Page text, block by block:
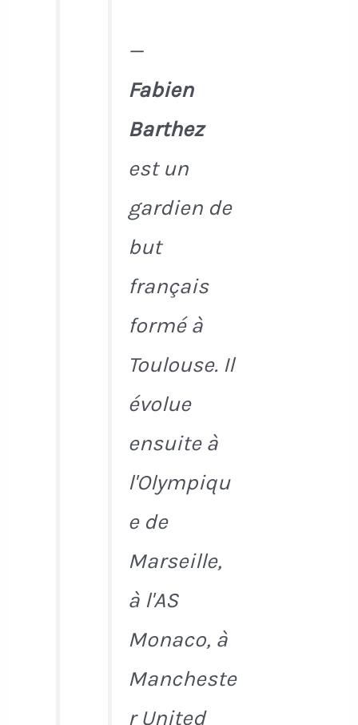
—
Fabien
Barthez
est un
gardien de
but
français
formé à
Toulouse. Il
évolue
ensuite à
l'Olympiqu
e de
Marseille,
à l'AS
Monaco, à
Mancheste
r United